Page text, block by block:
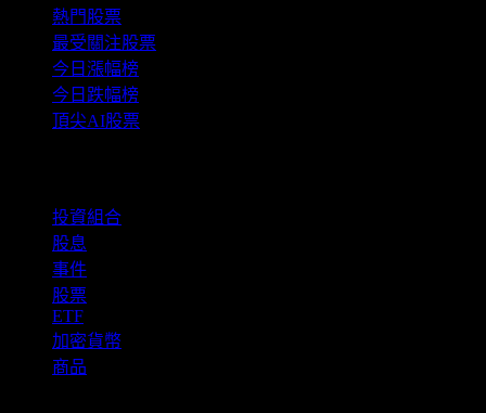
熱門股票
最受關注股票
今日漲幅榜
今日跌幅榜
頂尖AI股票
投資組合
股息
事件
股票
ETF
加密貨幣
商品